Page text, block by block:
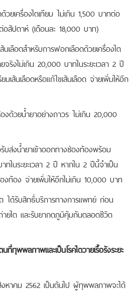
องไตเทียม ไม่เกิน 1,500 บาทต่อ
สัปดาห์ (เดือนละ 18,000 บาท)
สำหรับการฟอกเลือดด้วยเครื่องไต
ริงไม่เกิน 20,000 บาทในระยะเวลา 2 ปี
เส้นเลือดหรือแก้ไขเส้นเลือด จ่ายเพิ่มให้อีก
ำยาอย่างถาวร ไม่เกิน 20,000
ยาเข้าออกทางช่องท้องพร้อม
นระยะเวลา 2 ปี หากใน 2 ปีนี้จำเป็น
ท้อง จ่ายเพิ่มให้อีกไม่เกิน 10,000 บาท
สิทธิ์บริการทางการแพทย์ ก่อน
ยไต และรับยากดภูมิคุ้มกันตลอดชีวิต
ภาพและเป็นโรคไตวายเรื้อรังระยะ
2562 เป็นต้นไป ผู้ทุพพลภาพจะได้